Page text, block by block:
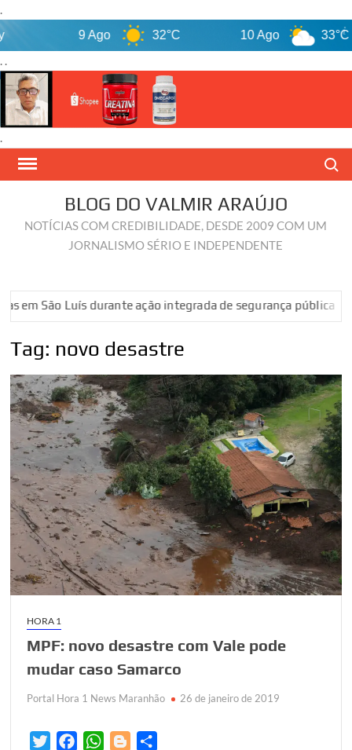
.
9 Ago 32°C 10 Ago 33°C
. .
.
Skip
BLOG DO VALMIR ARAÚJO
NOTÍCIAS COM CREDIBILIDADE, DESDE 2009 COM UM
JORNALISMO SÉRIO E INDEPENDENTE
São Luís durante ação integrada de segurança pública
Tag: novo desastre
HORA 1
MPF: novo desastre com Vale pode
mudar caso Samarco
Portal Hora 1 News Maranhão 26 de janeiro de 2019
W